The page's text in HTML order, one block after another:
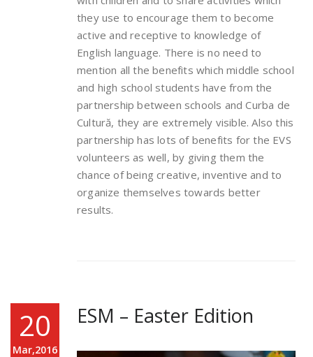
they use to encourage them to become
active and receptive to knowledge of
English language. There is no need to
mention all the benefits which middle school
and high school students have from the
partnership between schools and Curba de
Cultură, they are extremely visible. Also this
partnership has lots of benefits for the EVS
volunteers as well, by giving them the
chance of being creative, inventive and to
organize themselves towards better
results.
20
Mar,2016
ESM – Easter Edition